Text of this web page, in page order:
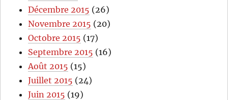
Décembre 2015 (26)
Novembre 2015 (20)
Octobre 2015 (17)
Septembre 2015 (16)
Août 2015 (15)
Juillet 2015 (24)
Juin 2015 (19)